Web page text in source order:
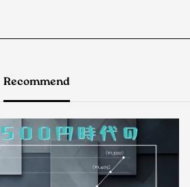
Recommend